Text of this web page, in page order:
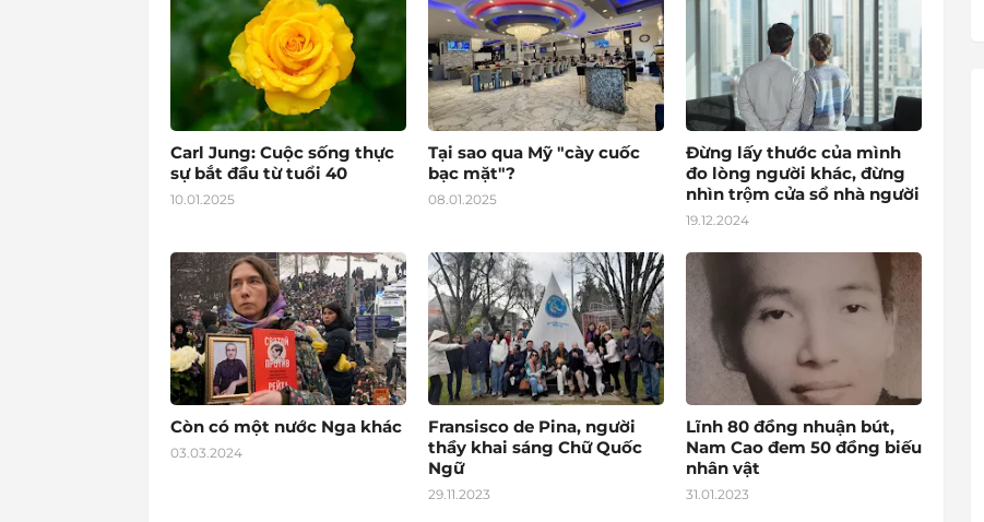
Carl Jung: Cuộc sống thực
sự bắt đầu từ tuổi 40
10.01.2025
Tại sao qua Mỹ "cày cuốc
bạc mặt"?
08.01.2025
Đừng lấy thước của mình
đo lòng người khác, đừng
nhìn trộm cửa sổ nhà người
19.12.2024
Còn có một nước Nga khác
03.03.2024
Fransisco de Pina, người
thầy khai sáng Chữ Quốc
Ngữ
29.11.2023
Lĩnh 80 đồng nhuận bút,
Nam Cao đem 50 đồng biếu
nhân vật
31.01.2023